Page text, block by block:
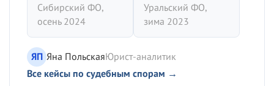
Сибирский ФО,
осень 2024
Уральский ФО,
зима 2023
ЯП Яна ПольскаяЮрист-аналитик
Все кейсы по судебным спорам →